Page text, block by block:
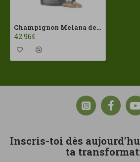
Champignon Melana de Leon Bio 60caps TogetherHealth ECO
42.96€
Inscris-toi dès
ta